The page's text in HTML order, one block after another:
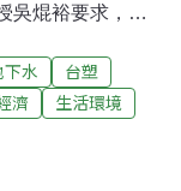
吳焜裕要求，採
廠土壤及地下水
烯廠（VCM）、
下水
台塑
濟 生活環境